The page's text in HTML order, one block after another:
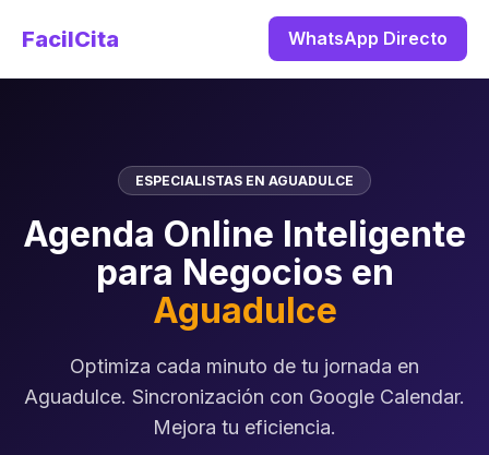
FacilCita WhatsApp Directo
ESPECIALISTAS EN AGUADULCE
Agenda Online Inteligente
para Negocios en
Aguadulce
Optimiza cada minuto de tu jornada en
Aguadulce. Sincronización con Google Calendar.
Mejora tu eficiencia.